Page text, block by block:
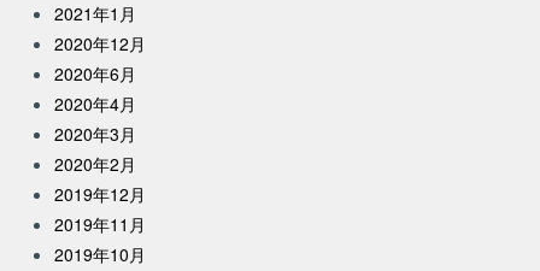
2021年1月
2020年12月
2020年6月
2020年4月
2020年3月
2020年2月
2019年12月
2019年11月
2019年10月